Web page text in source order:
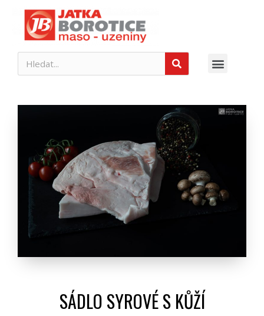
SÁDLO SYROVÉ S KŮŽÍ